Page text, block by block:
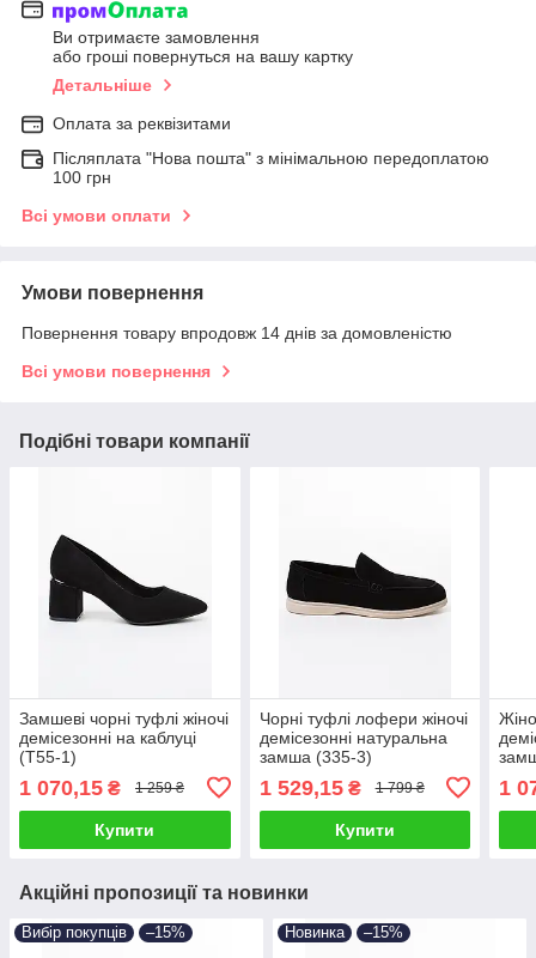
Ви отримаєте замовлення
або гроші повернуться на вашу картку
Детальніше
Оплата за реквізитами
Післяплата "Нова пошта" з мінімальною передоплатою
100 грн
Всі умови оплати
Умови повернення
Повернення товару впродовж 14 днів за домовленістю
Всі умови повернення
Подібні товари компанії
Замшеві чорні туфлі жіночі
демісезонні на каблуці
(T55-1)
1 070,15 ₴ 1 259 ₴
Купити
Чорні туфлі лофери жіночі
демісезонні натуральна
замша (335-3)
1 529,15₴ 1 799 ₴
Купити
1
Акційні пропозиції та новинки
Вибір покупців –15% Новинка –15%